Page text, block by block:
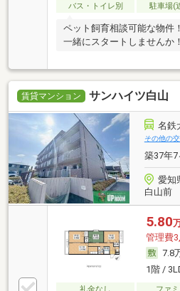
バス・トイレ別
駐車場(
ペット飼育相談可能な物件
一緒にスタートしませんか！
賃貸マンション サンハイツ白山
名鉄
その他の
築37年
愛知
白山前
5.80
管理費
7.8
1階 /